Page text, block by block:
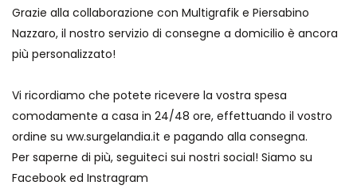
Grazie alla collaborazione con Multigrafik e Piersabino
Nazzaro, il nostro servizio di consegne a domicilio è ancora
più personalizzato!
Vi ricordiamo che potete ricevere la vostra spesa
comodamente a casa in 24/48 ore, effettuando il vostro
ordine su ww.surgelandia.it e pagando alla consegna.
Per saperne di più, seguiteci sui nostri social! Siamo su
Facebook ed Instragram